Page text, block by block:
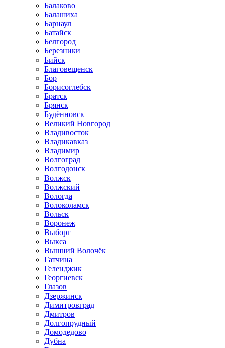
Балаково
Балашиха
Барнаул
Батайск
Белгород
Березники
Бийск
Благовещенск
Бор
Борисоглебск
Братск
Брянск
Будённовск
Великий Новгород
Владивосток
Владикавказ
Владимир
Волгоград
Волгодонск
Волжск
Волжский
Вологда
Волоколамск
Вольск
Воронеж
Выборг
Выкса
Вышний Волочёк
Гатчина
Геленджик
Георгиевск
Глазов
Дзержинск
Димитровград
Дмитров
Долгопрудный
Домодедово
Дубна